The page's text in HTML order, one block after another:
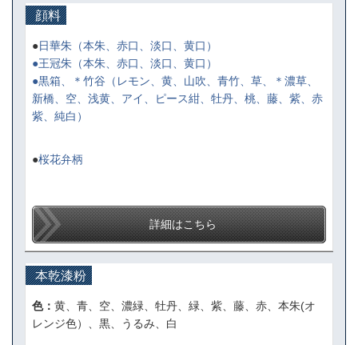
顔料
●日華朱 （本朱、赤口、淡口、黄口）
●王冠朱 （本朱、赤口、淡口、黄口）
●黒箱、＊竹谷 （レモン、黄、山吹、青竹、草、＊濃草、
新橋、空、浅黄、アイ、ピース紺、牡丹、桃、藤、紫、赤
紫、純白）
●桜花弁柄
詳細はこちら
本乾漆粉
色： 黄、青、空、濃緑、牡丹、緑、紫、藤、赤、本朱(オ
レンジ色）、黒、うるみ、白